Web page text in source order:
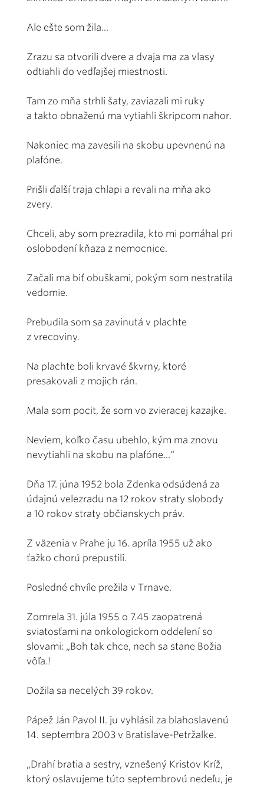
Ale ešte som žila...
Zrazu sa otvorili dvere a dvaja ma za vlasy
odtiahli do vedľajšej miestnosti.
Tam zo mňa strhli šaty, zaviazali mi ruky
a takto obnaženú ma vytiahli škripcom nahor.
Nakoniec ma zavesili na skobu upevnenú na
plafóne.
Prišli ďalší traja chlapi a revali na mňa ako
zvery.
Chceli, aby som prezradila, kto mi pomáhal pri
oslobodení kňaza z nemocnice.
Začali ma biť obuškami, pokým som nestratila
vedomie.
Prebudila som sa zavinutá v plachte
z vrecoviny.
Na plachte boli krvavé škvrny, ktoré
presakovali z mojich rán.
Mala som pocit, že som vo zvieracej kazajke.
Neviem, koľko času ubehlo, kým ma znovu
nevytiahli na skobu na plafóne...“
Dňa 17. júna 1952 bola Zdenka odsúdená za
údajnú velezradu na 12 rokov straty slobody
a 10 rokov straty občianskych práv.
Z väzenia v Prahe ju 16. apríla 1955 už ako
ťažko chorú prepustili.
Posledné chvíle prežila v Trnave.
Zomrela 31. júla 1955 o 7.45 zaopatrená
sviatosťami na onkologickom oddelení so
slovami: „Boh tak chce, nech sa stane Božia
vôľa.!
Dožila sa necelých 39 rokov.
Pápež Ján Pavol II. ju vyhlásil za blahoslavenú
14. septembra 2003 v Bratislave-Petržalke.
„Drahí bratia a sestry, vznešený Kristov Kríž,
ktorý oslavujeme túto septembrovú nedeľu, je